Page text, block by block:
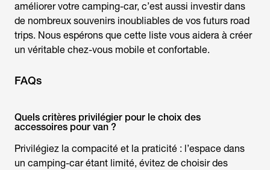
améliorer votre camping-car, c’est aussi investir dans
de nombreux souvenirs inoubliables de vos futurs road
trips. Nous espérons que cette liste vous aidera à créer
un véritable chez-vous mobile et confortable.
FAQs
Quels critères privilégier pour le choix des
accessoires pour van ?
Privilégiez la compacité et la praticité : l’espace dans
un camping-car étant limité, évitez de choisir des